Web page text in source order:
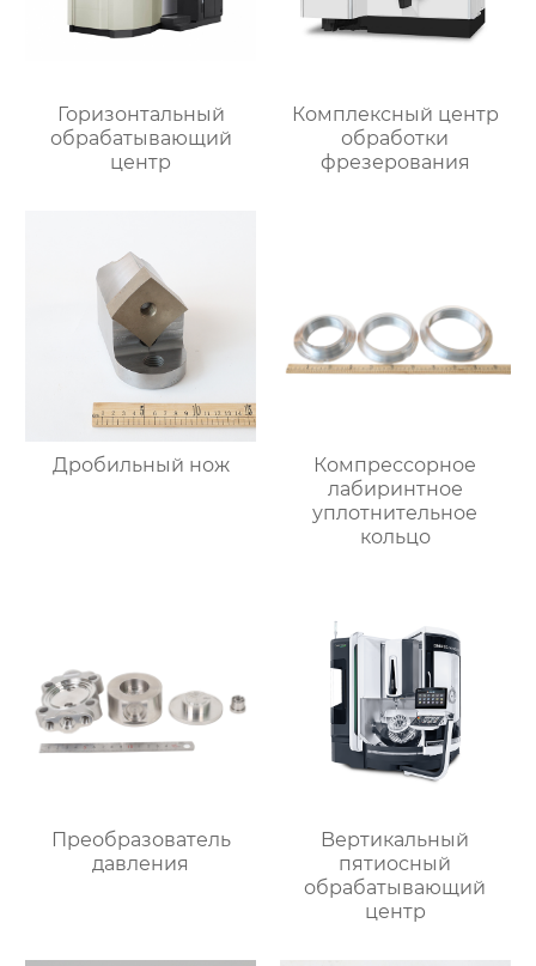
Горизонтальный
обрабатывающий
центр
Комплексный центр
обработки
фрезерования
Дробильный нож
Компрессорное
лабиринтное
уплотнительное
кольцо
Преобразователь
давления
Bертикальный
пятиосный
обрабатывающий
центр